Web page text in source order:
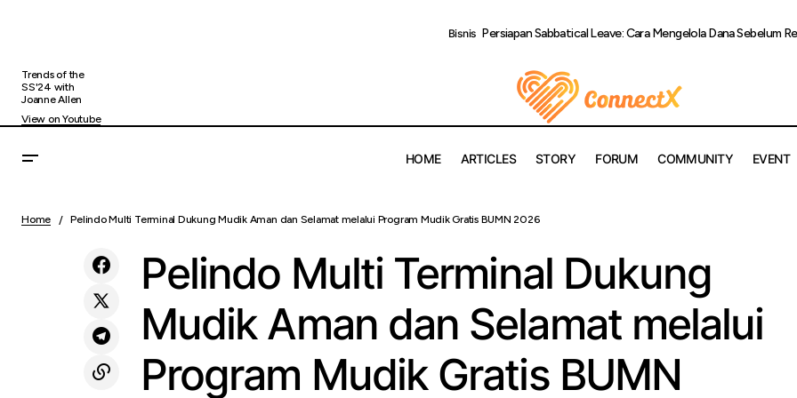
Bisnis Persiapan Sabbatical Leave: Cara Mengelola Dana Sebelum
Trends of the
SS'24 with
Joanne Allen
View on Youtube
HOME ARTICLES STORY FORUM COMMUNITY EVENT
Volume BTC hingga 401%, Respon Pasar
Uncategorized Gratis BUMN 2026
Home Pelindo Multi Terminal Dukung Mudik Aman dan Selamat melalui Program Mudik Gratis BUMN 2026
Pelindo Multi Terminal Dukung
Mudik Aman dan Selamat melalui
Program Mudik Gratis BUMN